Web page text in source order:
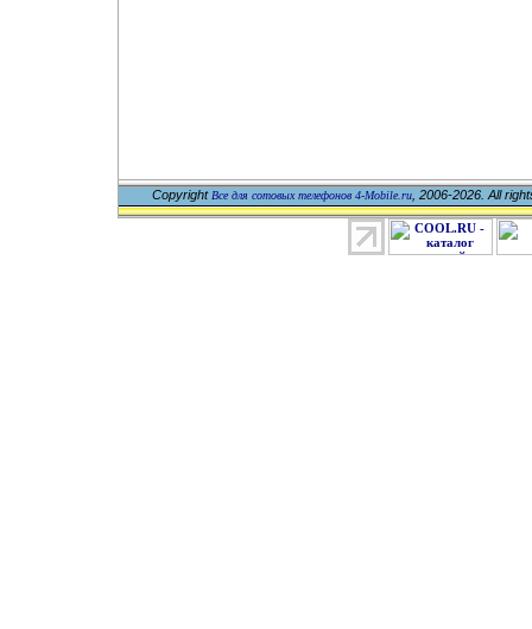
Copyright Все для сотовых телефонов 4-Mobile.ru , 2006-2026. All